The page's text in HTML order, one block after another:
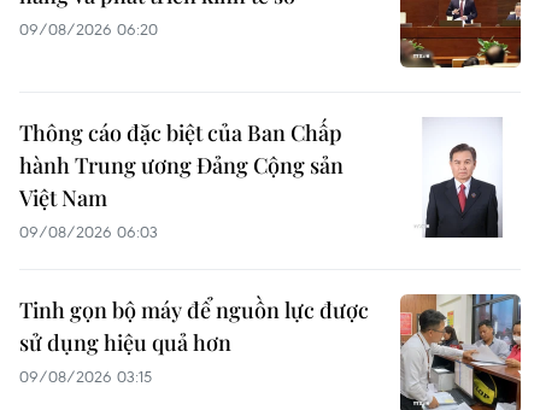
09/08/2026 06:20
Thông cáo đặc biệt của Ban Chấp
hành Trung ương Đảng Cộng sản
Việt Nam
09/08/2026 06:03
Tinh gọn bộ máy để nguồn lực được
sử dụng hiệu quả hơn
09/08/2026 03:15